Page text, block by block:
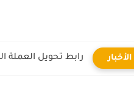
رابط تحويل العملة